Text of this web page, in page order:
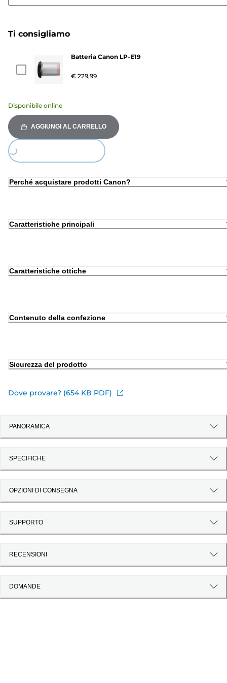
Ti consigliamo
Batteria Canon LP-E19
€ 229,99
Disponibile online
AGGIUNGI AL CARRELLO
Loading...
Perché acquistare prodotti Canon?
Caratteristiche principali
Caratteristiche ottiche
Contenuto della confezione
Sicurezza del prodotto
Dove provare? (654 KB PDF)
PANORAMICA
SPECIFICHE
OPZIONI DI CONSEGNA
SUPPORTO
RECENSIONI
DOMANDE